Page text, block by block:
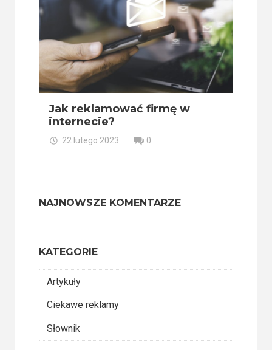
Jak reklamować firmę w
internecie?
22 lutego 2023 0
NAJNOWSZE KOMENTARZE
KATEGORIE
Artykuły
Ciekawe reklamy
Słownik